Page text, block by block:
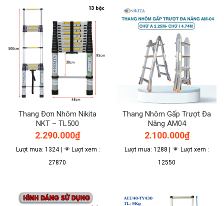
Thang Đơn Nhôm Nikita
NKT – TL500
2.290.000₫
Lượt mua: 1324 |
Lượt xem :
27870
Thang Nhôm Gấp Trượt Đa
Năng AM04
2.100.000₫
Lượt mua: 1288 |
Lượt xem :
12550